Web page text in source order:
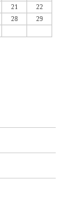
21
22
28
29